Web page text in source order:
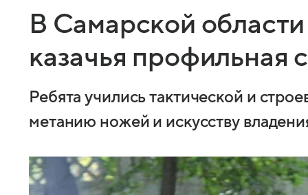
В Самарской
казачья профильная
Ребята учились тактической и
метанию ножей и искусству